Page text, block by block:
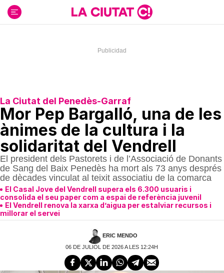
contenido
La Ciutat del Penedès-Garraf
Mor Pep Bargalló, una de les
ànimes de la cultura i la
solidaritat del Vendrell
El president dels Pastorets i de l’Associació de Donants
de Sang del Baix Penedès ha mort als 73 anys després
de dècades vinculat al teixit associatiu de la comarca
El Casal Jove del Vendrell supera els 6.300 usuaris i
consolida el seu paper com a espai de referència juvenil
El Vendrell renova la xarxa d’aigua per estalviar recursos i
millorar el servei
ERIC MENDO
06 DE JULIOL DE 2026 A LES 12:24H